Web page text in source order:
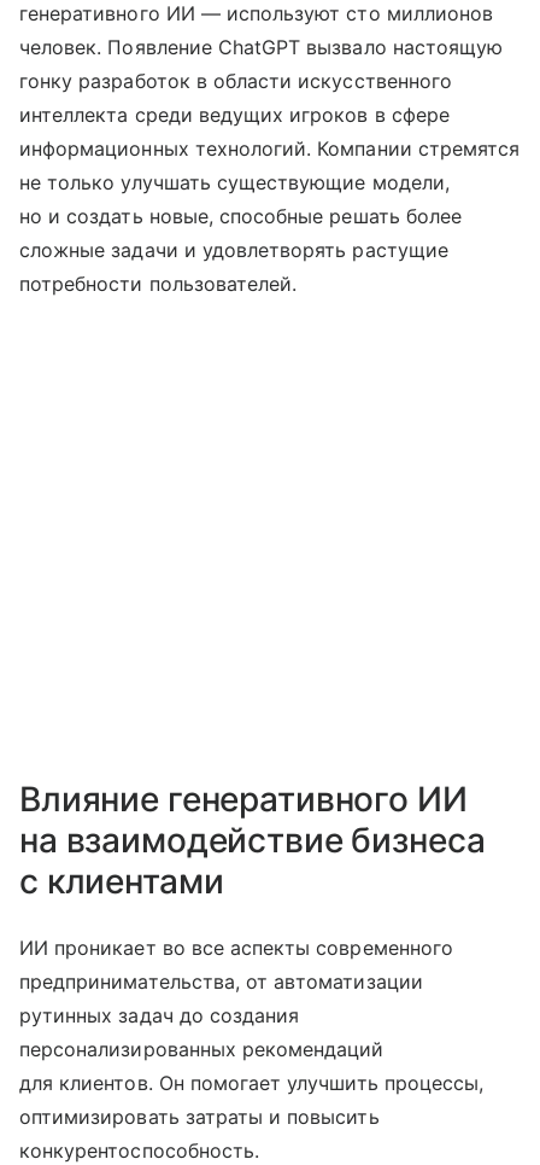
генеративного ИИ — используют сто миллионов
человек. Появление ChatGPT вызвало настоящую
гонку разработок в области искусственного
интеллекта среди ведущих игроков в сфере
информационных технологий. Компании стремятся
не только улучшать существующие модели,
но и создать новые, способные решать более
сложные задачи и удовлетворять растущие
потребности пользователей.
Влияние генеративного ИИ
на взаимодействие бизнеса
с клиентами
ИИ проникает во все аспекты современного
предпринимательства, от автоматизации
рутинных задач до создания
персонализированных рекомендаций
для клиентов. Он помогает улучшить процессы,
оптимизировать затраты и повысить
конкурентоспособность.